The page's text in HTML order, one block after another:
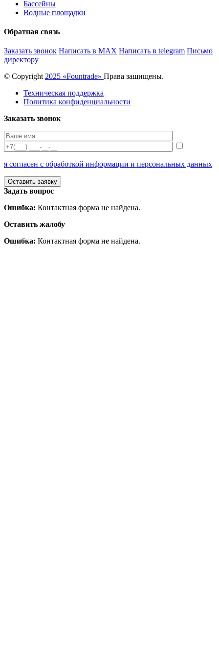
Бассейны
Водные площадки
Обратная связь
Заказать звонок Написать в MAX Написать в telegram Письмо
директору
© Copyright 2025 «Fоuntrade» Права защищены.
Техническая поддержка
Политика конфиденциальности
Заказать звонок
я согласен с обработкой информации и персональных данных
Задать вопрос
Ошибка: Контактная форма не найдена.
Оставить жалобу
Ошибка: Контактная форма не найдена.